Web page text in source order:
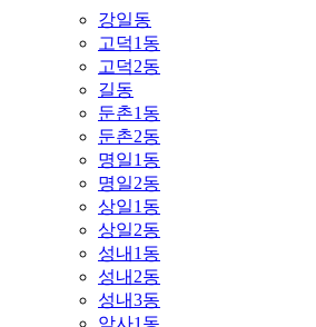
강일동
고덕1동
고덕2동
길동
둔촌1동
둔촌2동
명일1동
명일2동
상일1동
상일2동
성내1동
성내2동
성내3동
암사1동